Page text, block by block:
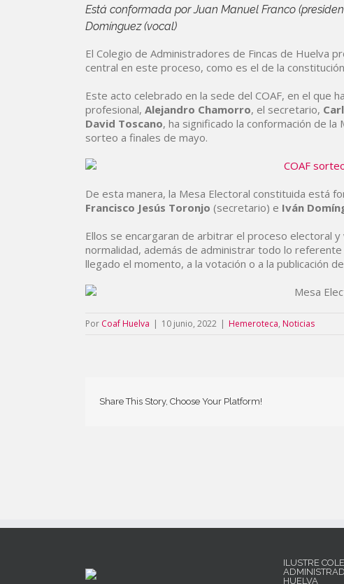
Está conformada por Juan Manuel Franco
Domínguez (vocal)
El Colegio de Administradores de Fincas de Huelva
central en este proceso, como es el de la
Este acto celebrado en la sede del COAF, en el que
profesional, Alejandro Chamorro, el secretario,
David Toscano, ha significado la conformación de
sorteo a finales de mayo.
De esta manera, la Mesa Electoral constituida está
Francisco Jesús Toronjo (secretario) e Iván
Ellos se encargaran de arbitrar el proceso electoral
normalidad, además de administrar todo lo
llegado el momento, a la votación o a la publicación
Por Coaf Huelva | 10 junio, 2022 | Hemeroteca, Noticias
Share This Story, Choose Your Platform!
ILUSTRE
HUELVA